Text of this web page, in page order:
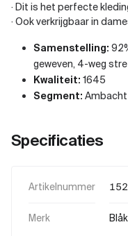
· Dit is het perfecte
· Ook verkrijgbaar in
Samenstelling:
geweven, 4-weg
Kwaliteit: 1645
Segment: Ambacht
Specificaties
Artikelnummer
Merk